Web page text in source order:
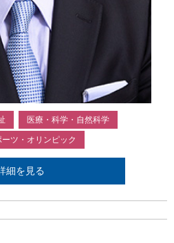
医療・科学・自然科学
ーツ・オリンピック
細を見る